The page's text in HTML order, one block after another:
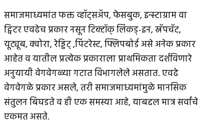
समाजमाध्यमांत फक्त व्हॉट्सअ‍ॅप, फेसबुक, इन्स्टाग्राम वा
ट्विटर एवढेच प्रकार नसून टिक्टॉक् लिंकड्-इन, स्नॅपचॅट,
यूट्यूब, क्वोरा, रेड्डिट् ,पिंटरेस्ट, फ्लिपबोर्ड असे अनेक प्रकार
आहेत व यातील प्रत्येक प्रकाराला प्राथमिकता दर्शविणारे
अनुयायी वेगवेगळ्या गटात विभागलेले असतात. एवढे
वेगवेगळे प्रकार असले, तरी समाजमाध्यमांमुळे मानसिक
संतुलन बिघडते व ही एक समस्या आहे, याबद्दल मात्र सर्वांचे
एकमत असते.